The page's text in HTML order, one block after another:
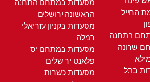
החייל
התחנה
שרונה
בתל
מסעדות במתחם התחנה
הראשונה ירושלים
מסעדות בקניון עזריאלי
רמלה
מסעדות במתחם יס
פלאנט ירושלים
מסעדות כשרות